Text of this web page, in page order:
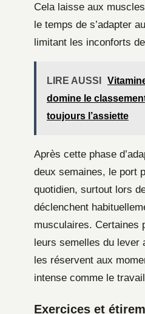
Cela laisse aux
le temps de s’adapter
limitant les inconforts
LIRE AUSSI
domine le
toujours l’assiette
Après cette phase
deux semaines, le port
quotidien, surtout lors
déclenchent
musculaires. Certaines
leurs semelles du lever
les réservent aux
intense comme le
Exercices et